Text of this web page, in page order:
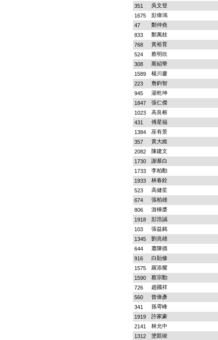
351
吳文登
1675
彭偉鴻
47
鄭仲堯
833
鄭萬枝
768
黃裕育
524
蔡明欣
308
斯紹華
1589
楊川慶
223
詹鈞智
945
湯乾坤
1847
張仁傑
1023
高良榕
431
傅星福
1384
巫有景
357
黃大維
2082
陳建文
1730
謝慕白
1733
李柏勳
1933
林春銓
523
高健笙
674
張柏雄
806
游棟槳
1918
彭浩誠
103
張益銘
1345
劉兆雄
644
蕭陳德
916
白貽修
1575
羅添耀
1590
蔡宗勳
726
趙國祥
560
曾偉彥
341
孫雩峰
1919
許家豪
2141
林允中
1312
塗凱竣